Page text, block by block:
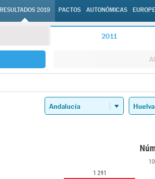
RESULTADOS 2019 PACTOS AUTONÓMICAS
2011
1.291